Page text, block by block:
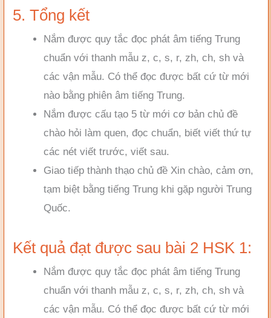
5. Tổng kết
Nắm được quy tắc đọc phát âm tiếng Trung
chuẩn với thanh mẫu z, c, s, r, zh, ch, sh và
các vận mẫu. Có thể đọc được bất cứ từ mới
nào bằng phiên âm tiếng Trung.
Nắm được cấu tạo 5 từ mới cơ bản chủ đề
chào hỏi làm quen, đọc chuẩn, biết viết thứ tự
các nét viết trước, viết sau.
Giao tiếp thành thạo chủ đề Xin chào, cảm ơn,
tạm biệt bằng tiếng Trung khi gặp người Trung
Quốc.
Kết quả đạt được sau bài 2 HSK 1:
Nắm được quy tắc đọc phát âm tiếng Trung
chuẩn với thanh mẫu z, c, s, r, zh, ch, sh và
các vận mẫu. Có thể đọc được bất cứ từ mới